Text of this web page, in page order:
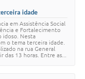
idade
em Assistência Social
e Fortalecimento
idoso. Nesta
o tema terceira idade.
na rua General
13 horas. Entre as...